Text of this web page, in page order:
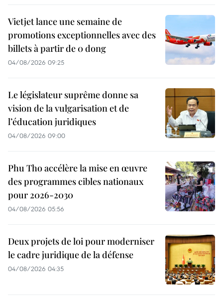
Vietjet lance une semaine de
promotions exceptionnelles avec des
billets à partir de 0 dong
04/08/2026 09:25
Le législateur suprême donne sa
vision de la vulgarisation et de
l’éducation juridiques
04/08/2026 09:00
Phu Tho accélère la mise en œuvre
des programmes cibles nationaux
pour 2026-2030
04/08/2026 05:56
Deux projets de loi pour moderniser
le cadre juridique de la défense
04/08/2026 04:35